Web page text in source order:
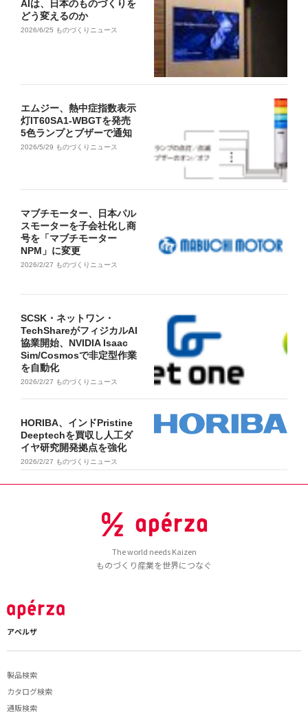
AIは、日本のものづくりを
どう変えるのか
2026/6/25 ものづくりニュース
エムジー、熱中症指数表示
灯IT60SA1-WBGTを発売
5色ランプとブザーで通知
2026/5/29 ものづくりニュース
マブチモーター、日本パル
スモーターを子会社化し商
号を「マブチモーター
NPM」に変更
2026/2/27 ものづくりニュース
SCSK・ネットワン・
TechShareがフィジカルAI
協業開始、NVIDIA Isaac
Sim/Cosmosで非定型作業
を自動化
2026/2/27 ものづくりニュース
HORIBA、インドPristine
Deeptechを買収し人工ダ
イヤ研究開発拠点を強化
2026/2/27 ものづくりニュース
The world needs Kaizen
ものづくり産業を世界につなぐ
アペルザ
製品検索
カタログ検索
通販検索